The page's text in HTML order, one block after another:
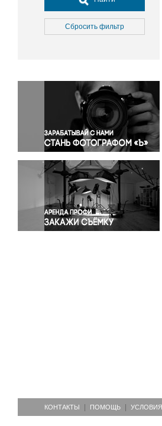
Культура
Медицина
Окружающая среда
Политика
Правосудие
Происшествия и конфликты
Религия
Светская жизнь
Спорт
Экология
Экономика и бизнес
Сбросить фильтр
КОНТАКТЫ ПОМОЩЬ